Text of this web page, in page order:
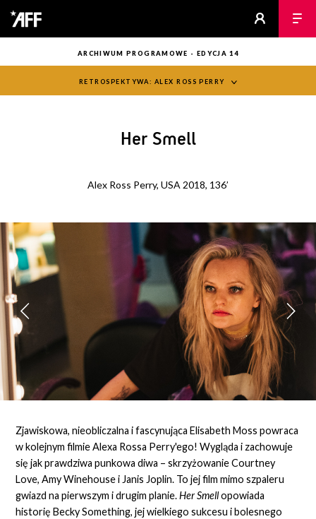
ARCHIWUM PROGRAMOWE - EDYCJA 14
RETROSPEKTYWA: ALEX ROSS PERRY
Her Smell
Alex Ross Perry, USA 2018, 136’
Zjawiskowa, nieobliczalna i fascynująca Elisabeth Moss powraca
w kolejnym filmie Alexa Rossa Perry'ego! Wygląda i zachowuje
się jak prawdziwa punkowa diwa – skrzyżowanie Courtney
Love, Amy Winehouse i Janis Joplin. To jej film mimo szpaleru
gwiazd na pierwszym i drugim planie.Her Smellopowiada
historię Becky Something, jej wielkiego sukcesu i bolesnego